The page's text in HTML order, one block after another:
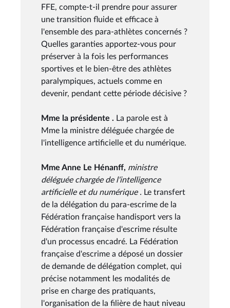
FFE, compte-t-il prendre pour assurer
une transition fluide et efficace à
l'ensemble des para-athlètes concernés ?
Quelles garanties apportez-vous pour
préserver à la fois les performances
sportives et le bien-être des athlètes
paralympiques, actuels comme en
devenir, pendant cette période décisive ?
Mme la présidente . La parole est à
Mme la ministre déléguée chargée de
l'intelligence artificielle et du numérique.
Mme Anne Le Hénanff, ministre
déléguée chargée de l'intelligence
artificielle et du numérique . Le transfert
de la délégation du para-escrime de la
Fédération française handisport vers la
Fédération française d'escrime résulte
d'un processus encadré. La Fédération
française d'escrime a déposé un dossier
de demande de délégation complet, qui
précise notamment les modalités de
prise en charge des pratiquants,
l'organisation de la filière de haut niveau